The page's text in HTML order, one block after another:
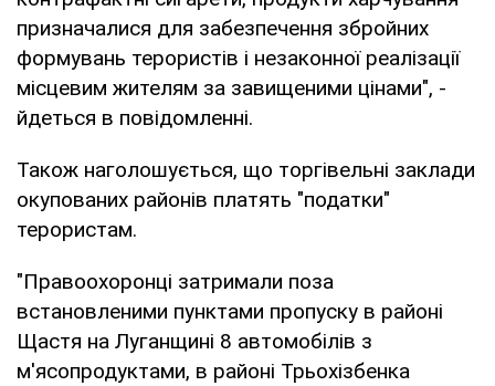
призначалися для забезпечення збройних
формувань терористів і незаконної реалізації
місцевим жителям за завищеними цінами", -
йдеться в повідомленні.
Також наголошується, що торгівельні заклади
окупованих районів платять "податки"
терористам.
"Правоохоронці затримали поза
встановленими пунктами пропуску в районі
Щастя на Луганщині 8 автомобілів з
м'ясопродуктами, в районі Трьохізбенка